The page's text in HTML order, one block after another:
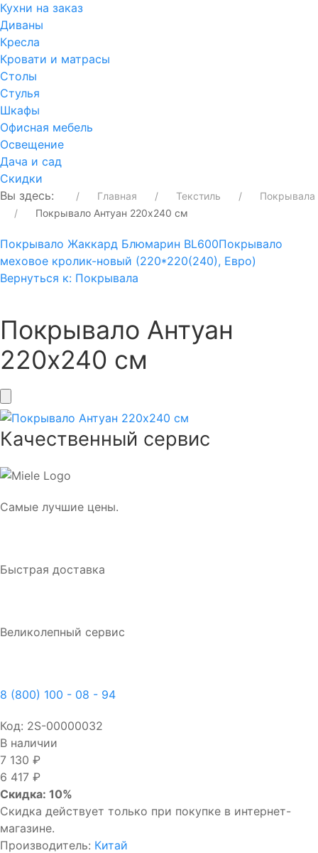
Кухни на заказ
Диваны
Кресла
Кровати и матрасы
Столы
Стулья
Шкафы
Офисная мебель
Освещение
Дача и сад
Скидки
Вы здесь:
Главная Текстиль
Покрывала
Покрывало Антуан 220х240 см
Покрывало Жаккард Блюмарин BL600Покрывало
меховое кролик-новый (220*220(240), Евро)
Вернуться к: Покрывала
Покрывало Антуан
220х240 см
Качественный сервис
Самые лучшие цены.
Быстрая доставка
Великолепный сервис
8 (800) 100 - 08 - 94
Код: 2S-00000032
В наличии
7 130 ₽
6 417 ₽
Скидка: 10%
Скидка действует только при покупке в интернет-
магазине.
Производитель: Китай